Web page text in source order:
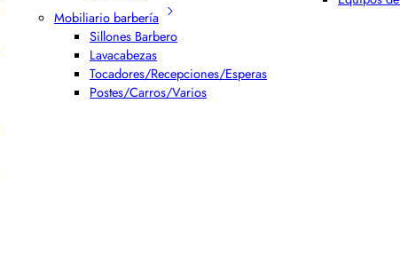
Mobiliario barbería
Sillones Barbero
Lavacabezas
Tocadores/Recepciones/Esperas
Postes/Carros/Varios